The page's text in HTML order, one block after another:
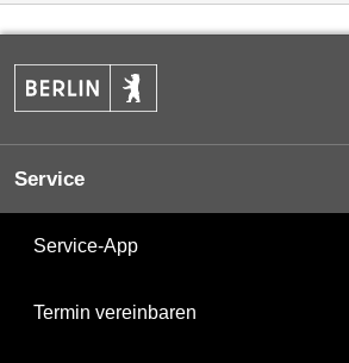
Service
Service-App
Termin vereinbaren